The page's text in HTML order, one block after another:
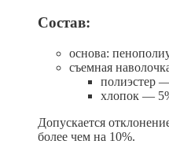
Состав:
основа:
съемная
полиэстер
хлопок —
Допускается
более чем на 10%.